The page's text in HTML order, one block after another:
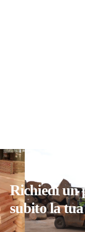
Richiedi un
subito la